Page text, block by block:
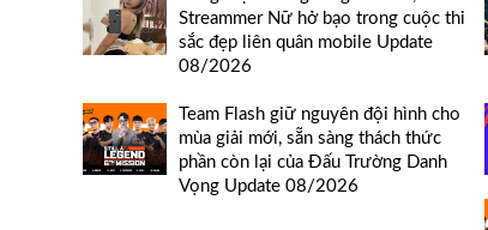
Streammer Nữ hở bạo trong cuộc thi
sắc đẹp liên quân mobile Update
08/2026
Team Flash giữ nguyên đội hình cho
mùa giải mới, sẵn sàng thách thức
phần còn lại của Đấu Trường Danh
Vọng Update 08/2026